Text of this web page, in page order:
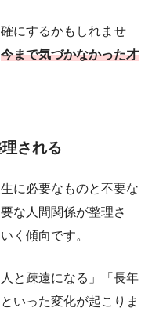
にするかもしれませ
今まで気づかなかった才
される
に必要なものと不要な
な人間関係が整理さ
く傾向です。
と疎遠になる」「長年
いった変化が起こりま